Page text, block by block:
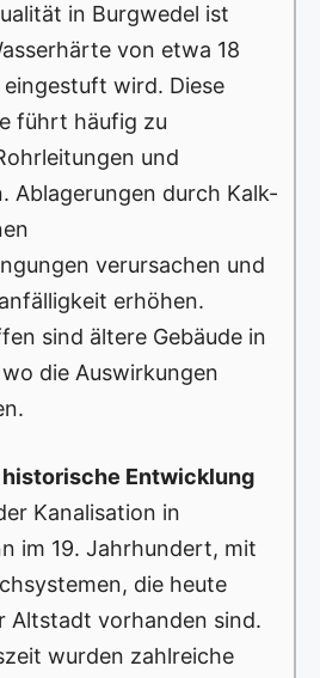
in Burgwedel ist
von etwa 18
wird. Diese
führt häufig zu
und
Ablagerungen durch Kalk-
verursachen und
erhöhen.
sind ältere Gebäude in
die Auswirkungen
historische Entwicklung
Kanalisation in
im 19. Jahrhundert, mit
die heute
Altstadt vorhanden sind.
wurden zahlreiche